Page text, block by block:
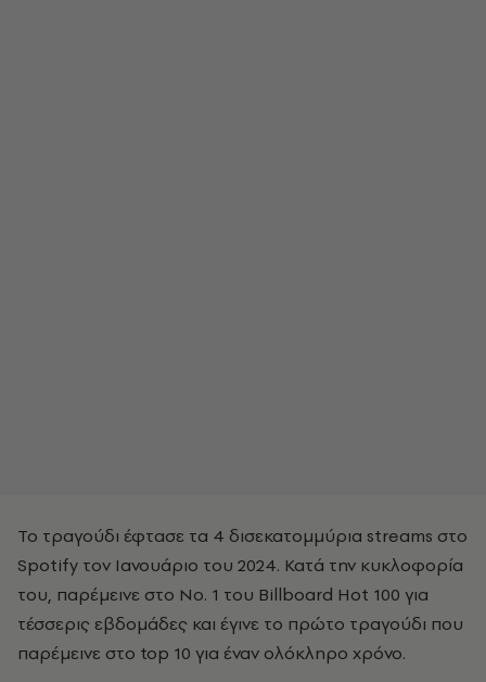
Το τραγούδι έφτασε τα 4 δισεκατομμύρια streams στο
Spotify τον Ιανουάριο του 2024. Κατά την κυκλοφορία
του, παρέμεινε στο Νο. 1 του Billboard Hot 100 για
τέσσερις εβδομάδες και έγινε το πρώτο τραγούδι που
παρέμεινε στο top 10 για έναν ολόκληρο χρόνο.